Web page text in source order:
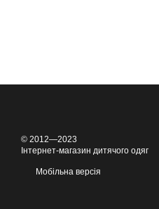
© 2012—2023
Інтернет-магазин дитячого одяг
Мобільна версія